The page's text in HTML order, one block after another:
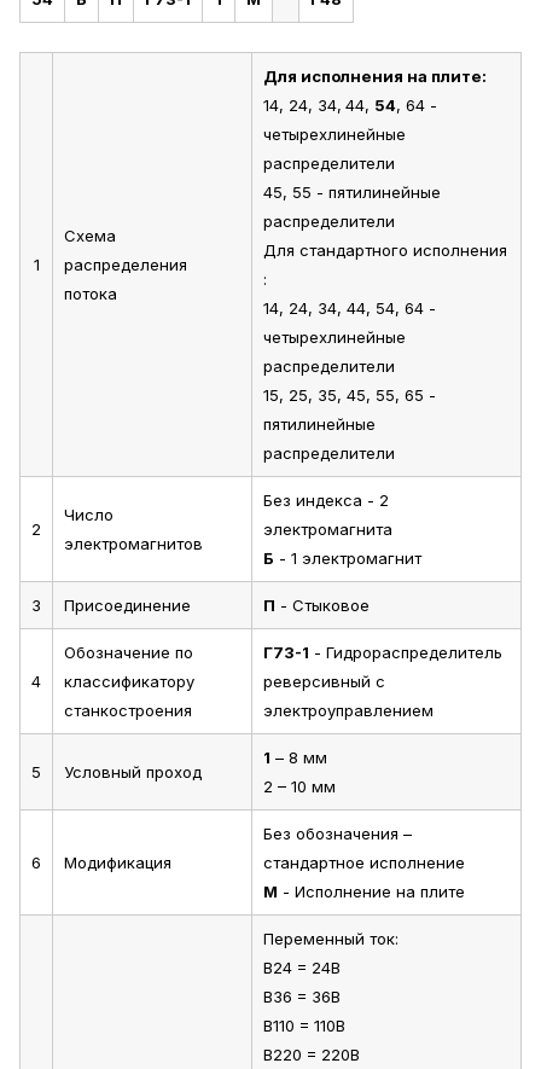
1
Схема
распределения
потока
Для исполнения на плите:
14, 24, 34, 44, 54, 64 -
четырехлинейные
распределители
45, 55 - пятилинейные
распределители
Для стандартного исполнения
:
14, 24, 34, 44, 54, 64 -
четырехлинейные
распределители
15, 25, 35, 45, 55, 65 -
пятилинейные
распределители
2
Число
электромагнитов
Без индекса - 2
электромагнита
Б - 1 электромагнит
3 Присоединение П - Стыковое
4
Обозначение по
классификатору
станкостроения
Г73-1 - Гидрораспределитель
реверсивный с
электроуправлением
5 Условный проход
1 – 8 мм
2 – 10 мм
6 Модификация
Без обозначения –
стандартное исполнение
М - Исполнение на плите
Переменный ток:
В24 = 24В
В36 = 36В
В110 = 110В
В220 = 220В